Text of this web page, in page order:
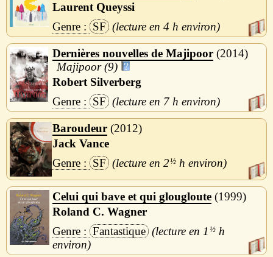
Laurent Queyssi
SF
4 h
Dernières nouvelles de Majipoor 2014
Majipoor (9)
Robert Silverberg
SF
7 h
Baroudeur 2012
Jack Vance
SF
2½ h
Celui qui bave et qui glougloute 1999
Roland C. Wagner
Fantastique
1 ½ h